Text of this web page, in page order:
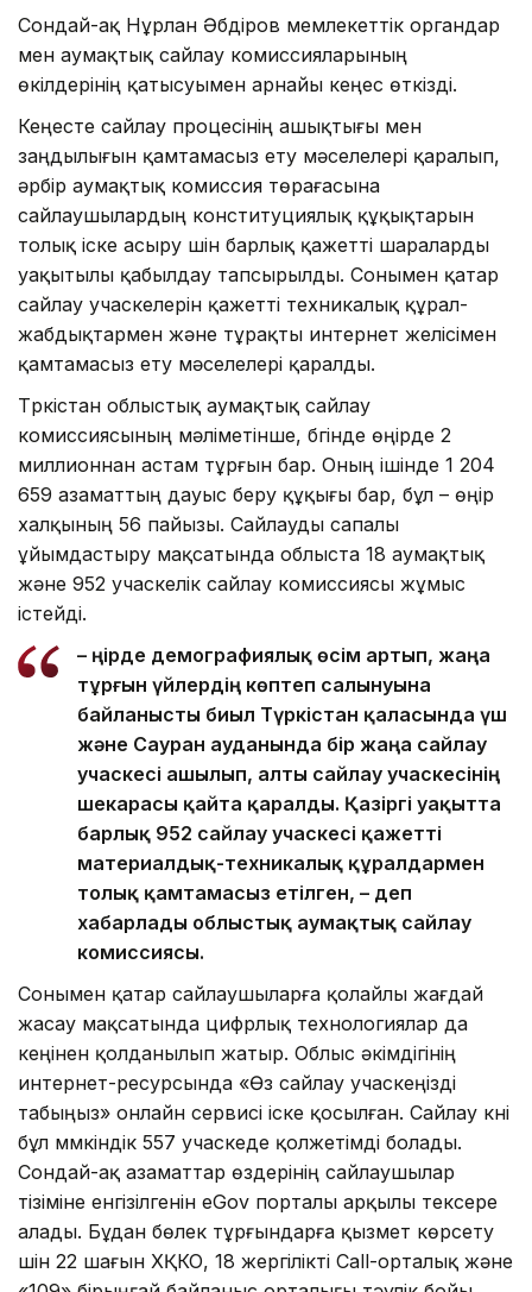
Сондай-ақ Нұрлан Әбдіров мемлекеттік органдар
мен аумақтық сайлау комиссияларының
өкілдерінің қатысуымен арнайы кеңес өткізді.
Кеңесте сайлау процесінің ашықтығы мен
заңдылығын қамтамасыз ету мәселелері қаралып,
әрбір аумақтық комиссия төрағасына
сайлаушылардың конституциялық құқықтарын
толық іске асыру үшін барлық қажетті шараларды
уақытылы қабылдау тапсырылды. Сонымен қатар
сайлау учаскелерін қажетті техникалық құрал-
жабдықтармен және тұрақты интернет желісімен
қамтамасыз ету мәселелері қаралды.
Түркістан облыстық аумақтық сайлау
комиссиясының мәліметінше, бүгінде өңірде 2
миллионнан астам тұрғын бар. Оның ішінде 1 204
659 азаматтың дауыс беру құқығы бар, бұл – өңір
халқының 56 пайызы. Сайлауды сапалы
ұйымдастыру мақсатында облыста 18 аумақтық
және 952 учаскелік сайлау комиссиясы жұмыс
істейді.
– Өңірде демографиялық өсім артып, жаңа
тұрғын үйлердің көптеп салынуына
байланысты биыл Түркістан қаласында үш
және Сауран ауданында бір жаңа сайлау
учаскесі ашылып, алты сайлау учаскесінің
шекарасы қайта қаралды. Қазіргі уақытта
барлық 952 сайлау учаскесі қажетті
материалдық-техникалық құралдармен
толық қамтамасыз етілген, – деп
хабарлады облыстық аумақтық сайлау
комиссиясы.
Сонымен қатар сайлаушыларға қолайлы жағдай
жасау мақсатында цифрлық технологиялар да
кеңінен қолданылып жатыр. Облыс әкімдігінің
интернет-ресурсында «Өз сайлау учаскеңізді
табыңыз» онлайн сервисі іске қосылған. Сайлау күні
бұл мүмкіндік 557 учаскеде қолжетімді болады.
Сондай-ақ азаматтар өздерінің сайлаушылар
тізіміне енгізілгенін eGov порталы арқылы тексере
алады. Бұдан бөлек тұрғындарға қызмет көрсету
үшін 22 шағын ХҚКО, 18 жергілікті Call-орталық және